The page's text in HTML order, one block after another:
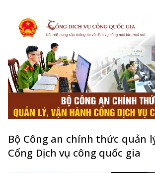
Bộ Công an chính thức quản
Cổng Dịch vụ công quốc gia